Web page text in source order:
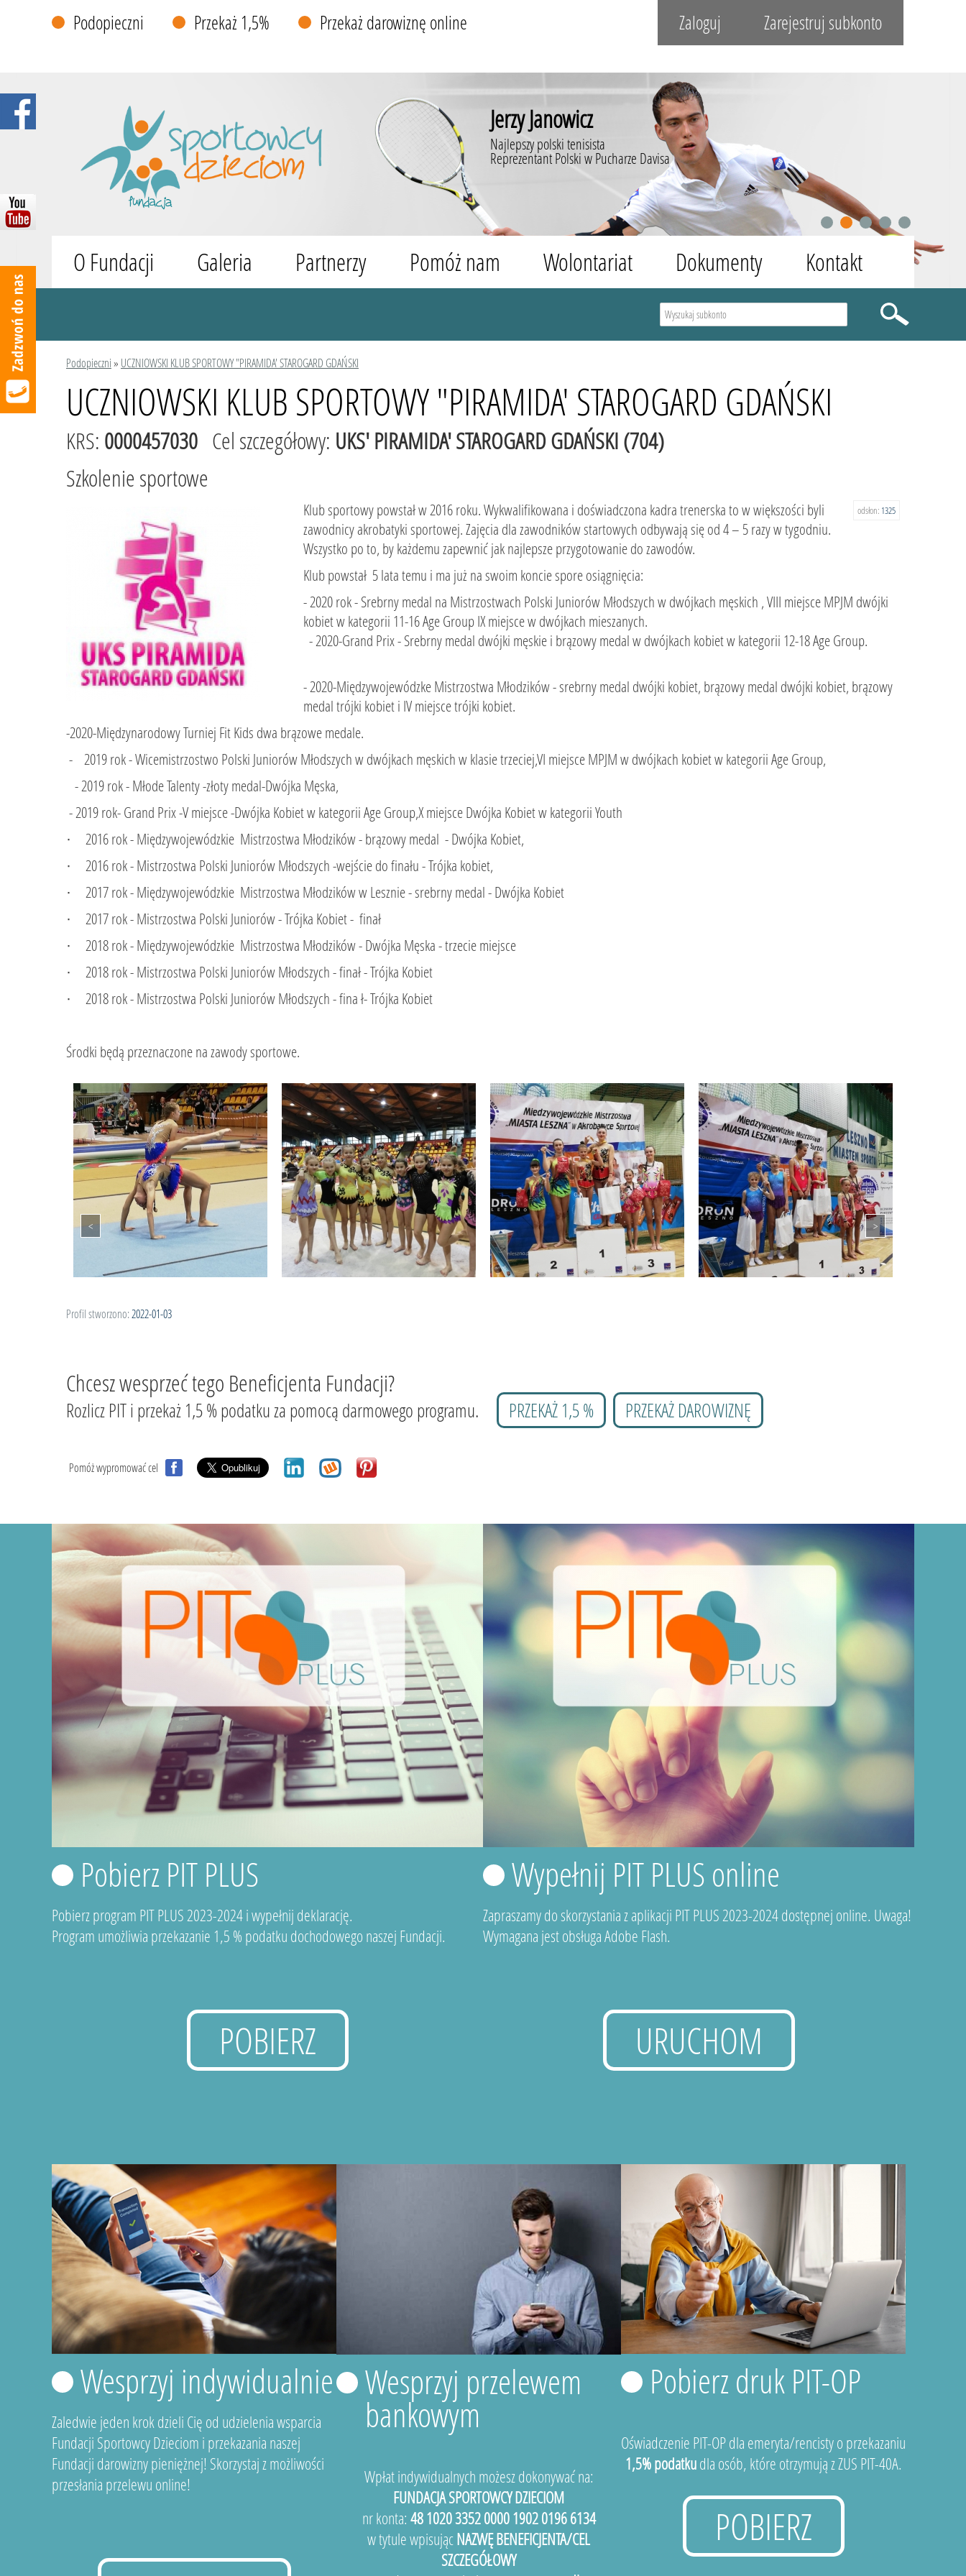
Podopieczni Przekaż 1,5% Przekaż darowiznę online Zaloguj Zarejestruj subkonto
Jerzy Janowicz
Najlepszy polski tenisista
Reprezentant Polski w Pucharze Davisa
1 2 3 4 5
O Fundacji Galeria Partnerzy Pomóż nam Wolontariat Dokumenty Kontakt
Podopieczni» UCZNIOWSKI KLUB SPORTOWY "PIRAMIDA' STAROGARD GDAŃSKI
UCZNIOWSKI KLUB SPORTOWY "PIRAMIDA' STAROGARD GDAŃSKI
KRS: 0000457030 Cel szczegółowy: UKS' PIRAMIDA' STAROGARD GDAŃSKI (704)
Szkolenie sportowe
odsłon: 1325
Klub sportowy powstał w 2016 roku. Wykwalifikowana i doświadczona kadra trenerska to w większości byli
zawodnicy akrobatyki sportowej. Zajęcia dla zawodników startowych odbywają się od 4 – 5 razy w tygodniu.
Wszystko po to, by każdemu zapewnić jak najlepsze przygotowanie do zawodów.
Klub powstał 5 lata temu i ma już na swoim koncie spore osiągnięcia:
- 2020 rok - Srebrny medal na Mistrzostwach Polski Juniorów Młodszych w dwójkach męskich , VIII miejsce MPJM dwójki
kobiet w kategorii 11-16 Age Group IX miejsce w dwójkach mieszanych.
- 2020-Grand Prix - Srebrny medal dwójki męskie i brązowy medal w dwójkach kobiet w kategorii 12-18 Age Group.
- 2020-Międzywojewódzke Mistrzostwa Młodzików - srebrny medal dwójki kobiet, brązowy medal dwójki kobiet, brązowy
medal trójki kobiet i IV miejsce trójki kobiet.
-2020-Międzynarodowy Turniej Fit Kids dwa brązowe medale.
- 2019 rok - Wicemistrzostwo Polski Juniorów Młodszych w dwójkach męskich w klasie trzeciej,VI miejsce MPJM w dwójkach kobiet w kategorii Age Group,
- 2019 rok - Młode Talenty -złoty medal-Dwójka Męska,
- 2019 rok- Grand Prix -V miejsce -Dwójka Kobiet w kategorii Age Group,X miejsce Dwójka Kobiet w kategorii Youth
· 2016 rok - Międzywojewódzkie Mistrzostwa Młodzików - brązowy medal - Dwójka Kobiet,
· 2016 rok - Mistrzostwa Polski Juniorów Młodszych -wejście do finału - Trójka kobiet,
· 2017 rok - Międzywojewódzkie Mistrzostwa Młodzików w Lesznie - srebrny medal - Dwójka Kobiet
· 2017 rok - Mistrzostwa Polski Juniorów - Trójka Kobiet - finał
· 2018 rok - Międzywojewódzkie Mistrzostwa Młodzików - Dwójka Męska - trzecie miejsce
· 2018 rok - Mistrzostwa Polski Juniorów Młodszych - finał - Trójka Kobiet
· 2018 rok - Mistrzostwa Polski Juniorów Młodszych - fina ł- Trójka Kobiet
Środki będą przeznaczone na zawody sportowe.
Profil stworzono: 2022-01-03
Chcesz wesprzeć tego Beneficjenta Fundacji?
Rozlicz PIT i przekaż 1,5 % podatku za pomocą darmowego programu. PRZEKAŻ 1,5 % PRZEKAŻ DAROWIZNĘ
Pomóż wypromować cel
Pobierz PIT PLUS
Pobierz program PIT PLUS 2023-2024 i wypełnij deklarację.
Program umożliwia przekazanie 1,5 % podatku dochodowego naszej Fundacji.
POBIERZ
Wypełnij PIT PLUS online
Zapraszamy do skorzystania z aplikacji PIT PLUS 2023-2024 dostępnej online. Uwaga!
Wymagana jest obsługa Adobe Flash.
URUCHOM
Wesprzyj indywidualnie
Zaledwie jeden krok dzieli Cię od udzielenia wsparcia
Fundacji Sportowcy Dzieciom i przekazania naszej
Fundacji darowizny pieniężnej! Skorzystaj z możliwości
przesłania przelewu online!
Wesprzyj przelewem
bankowym
Wpłat indywidualnych możesz dokonywać na:
FUNDACJA SPORTOWCY DZIECIOM
nr konta: 48 1020 3352 0000 1902 0196 6134
w tytule wpisującNAZWĘ BENEFICJENTA/CEL
SZCZEGÓŁOWY
Pobierz druk PIT-OP
Oświadczenie PIT-OP dla emeryta/rencisty o przekazaniu
1,5% podatkudla osób, które otrzymują z ZUS PIT-40A.
POBIERZ